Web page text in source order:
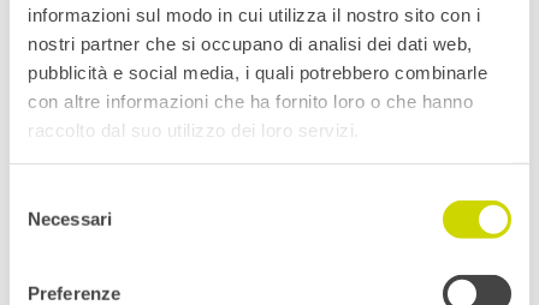
informazioni sul modo in cui utilizza il nostro sito con i
nostri partner che si occupano di analisi dei dati web,
pubblicità e social media, i quali potrebbero combinarle
con altre informazioni che ha fornito loro o che hanno
raccolto dal suo utilizzo dei loro servizi.
delNecessari
Preferenze